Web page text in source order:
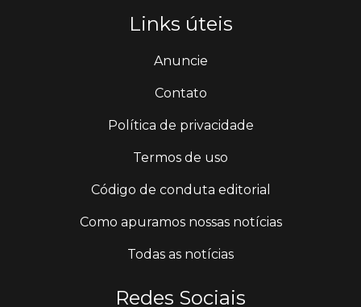
Links úteis
Anuncie
Contato
Política de privacidade
Termos de uso
Código de conduta editorial
Como apuramos nossas notícias
Todas as notícias
Redes Sociais